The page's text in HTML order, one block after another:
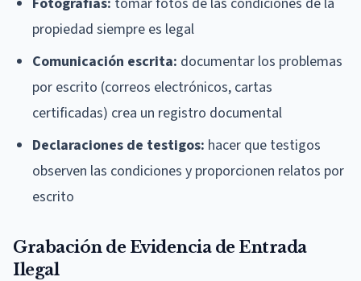
propiedad siempre es legal
Comunicación escrita: documentar los problemas
por escrito (correos electrónicos, cartas
certificadas) crea un registro documental
Declaraciones de testigos: hacer que testigos
observen las condiciones y proporcionen relatos por
escrito
Grabación de Evidencia de Entrada
Ilegal